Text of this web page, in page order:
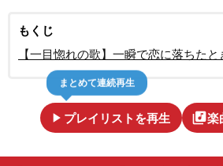
もくじ
【一目惚れの歌】一瞬で恋に落ちた
play_arrow プレイリストを再生
まとめて連続再生
library_music楽